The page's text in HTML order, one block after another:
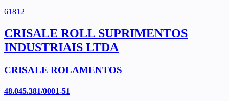
61812
CRISALE ROLL SUPRIMENTOS
INDUSTRIAIS LTDA
CRISALE ROLAMENTOS
48.045.381/0001-51